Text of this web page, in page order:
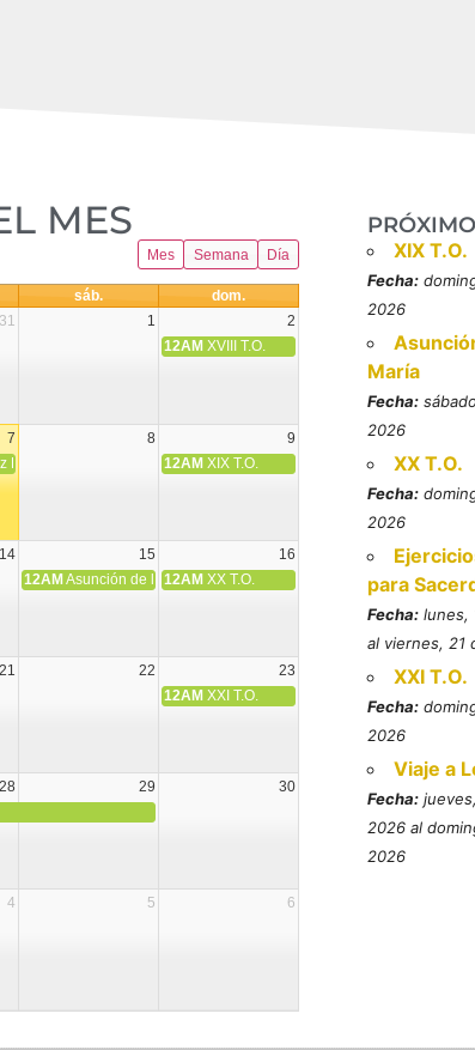
MES​
Mes Semana Día
sáb.
dom.
31 1
2
12AM XVIII T.O.
7 8
9
Laplana, obispo, y Fernando Español, presbítero, mártires (MO)
12AM XIX T.O.
14 15
16
12AM Asunción de la Virgen María
12AM XX T.O.
21 22
23
12AM XXI T.O.
28 29
30
4 5 6
XIX T.O.
Fecha:
2026
María
Fecha:
2026
XX T.O.
Fecha:
2026
para
Fecha: lunes,
al viernes, 21
XXI T.O.
Fecha:
2026
Viaje a
Fecha:
2026 al
2026